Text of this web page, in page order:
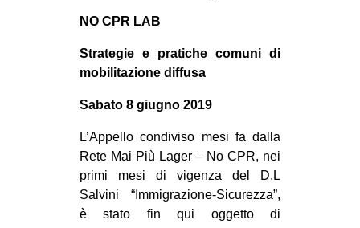
SPAZI
AMBIENTE
ANTIFASCISMO
DIRITTO ALL’ABITARE
NO CPR LAB
Strategie e pratiche comuni di
mobilitazione diffusa
Sabato 8 giugno 2019
L’Appello condiviso mesi fa dalla
Rete Mai Più Lager – No CPR, nei
primi mesi di vigenza del D.L
Salvini “Immigrazione-Sicurezza”,
è stato fin qui oggetto di